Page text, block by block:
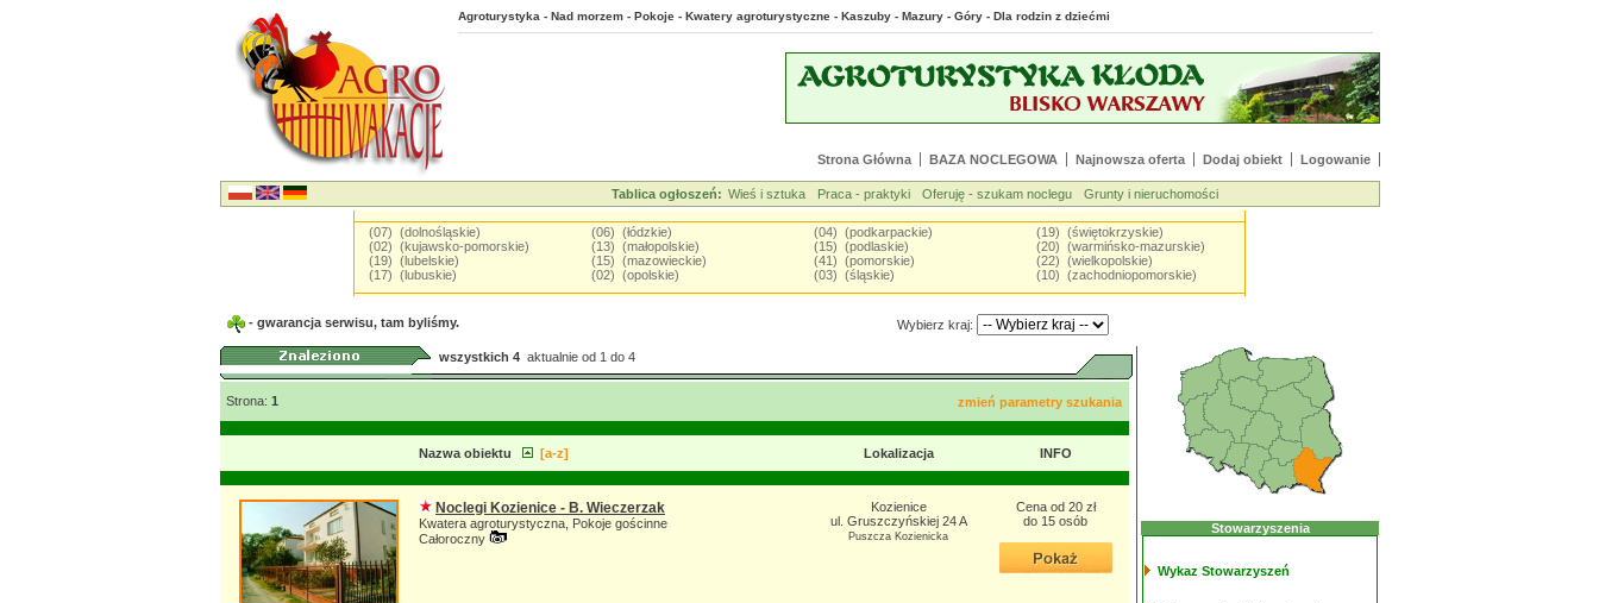
Agroturystyka - Nad morzem - Pokoje - Kwatery agroturystyczne - Kaszuby - Mazury - Góry - Dla rodzin z dziećmi
Strona Główna BAZA NOCLEGOWA Najnowsza oferta Dodaj obiekt Logowanie
Tablica ogłoszeń: Wieś i sztuka Praca - praktyki Oferuję - szukam noclegu Grunty i nieruchomości
(07) (dolnośląskie)
(02) (kujawsko-pomorskie)
(19) (lubelskie)
(17) (lubuskie)
(06) (łódzkie)
(13) (małopolskie)
(15) (mazowieckie)
(02) (opolskie)
(04) (podkarpackie)
(15) (podlaskie)
(41) (pomorskie)
(03) (śląskie)
(19) (świętokrzyskie)
(20) (warmińsko-mazurskie)
(22) (wielkopolskie)
(10) (zachodniopomorskie)
- gwarancja serwisu, tam byliśmy. Wybierz kraj:
wszystkich 4 aktualnie od 1 do 4
Strona: 1 zmień parametry szukania
Nazwa obiektu [a-z] Lokalizacja INFO
Noclegi Kozienice - B. Wieczerzak
Kwatera agroturystyczna, Pokoje gościnne
Całoroczny
Kozienice
ul. Gruszczyńskiej 24 A
Puszcza Kozienicka
Cena od 20 zł
do 15 osób
Stowarzyszenia
Wykaz Stowarzyszeń